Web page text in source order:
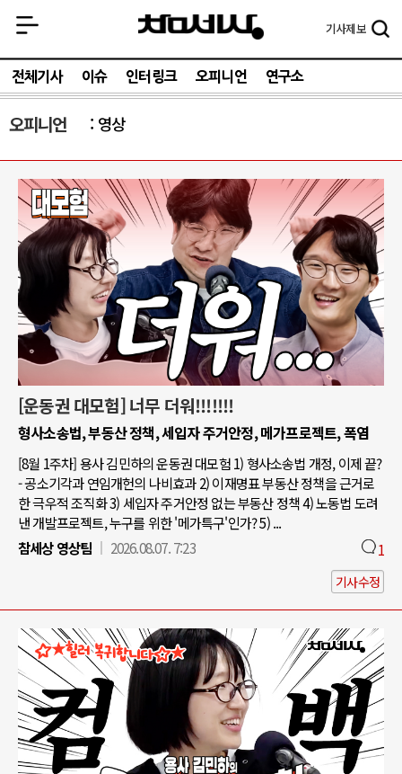
기사제보
전체기사 이슈 인터링크 오피니언 연구소
오피니언 영상
[운동권 대모험] 너무 더워!!!!!!!
형사소송법, 부동산 정책, 세입자 주거안정, 메가프로젝트, 폭염
[8월 1주차] 용사 김민하의 운동권 대모험 1) 형사소송법 개정, 이제 끝?
- 공소기각과 연임개헌의 나비효과 2) 이재명표 부동산 정책을 근거로
한 극우적 조직화 3) 세입자 주거안정 없는 부동산 정책 4) 노동법 도려
낸 개발프로젝트, 누구를 위한 '메가특구'인가? 5) ...
참세상 영상팀
2026.08.07. 7:23 1
기사수정